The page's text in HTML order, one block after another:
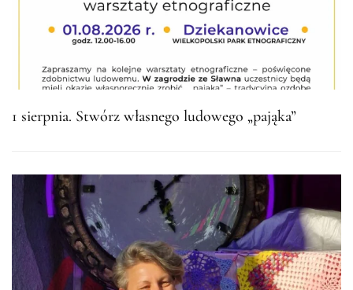
1 sierpnia. Stwórz własnego ludowego „pająka”